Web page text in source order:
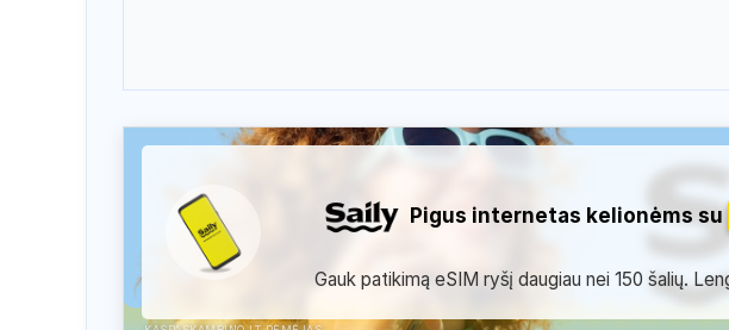
Pigus internetas kelionėms su
Gauk patikimą eSIM ryšį daugiau nei 150 šalių.